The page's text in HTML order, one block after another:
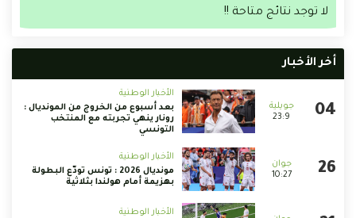
لا توجد نتائج متاحة !!
أخر الأخبار
23:9
الأخبار الوطنية
بعد أسبوع من الخروج من المونديال :
رونار ينهي تجربته مع المنتخب
التونسي
10:27
الأخبار الوطنية
مونديال 2026 : تونس تودّع البطولة
بهزيمة أمام هولندا بثلاثية
الأخبار الوطنية